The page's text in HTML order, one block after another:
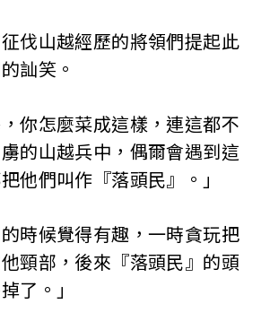
伐山越經歷的將領們提起此
訕笑。
，你怎麼菜成這樣，連這都不
的山越兵中，偶爾會遇到這
他們叫作『落頭民』。」
的時候覺得有趣，一時貪玩把
頸部，後來『落頭民』的頭
了。」